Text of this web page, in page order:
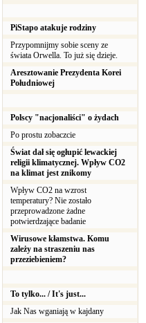
PiStapo atakuje rodziny
Przypomnijmy sobie sceny ze
świata Orwella. To już się dzieje.
Aresztowanie Prezydenta Korei
Południowej
Polscy "nacjonaliści" o żydach
Po prostu zobaczcie
Świat dał się ogłupić lewackiej
religii klimatycznej. Wpływ CO2
na klimat jest znikomy
Wpływ CO2 na wzrost
temperatury? Nie zostało
przeprowadzone żadne
potwierdzające badanie
Wirusowe kłamstwa. Komu
zależy na straszeniu nas
przeziebieniem?
To tylko... / It's just...
Jak Nas wganiają w kajdany